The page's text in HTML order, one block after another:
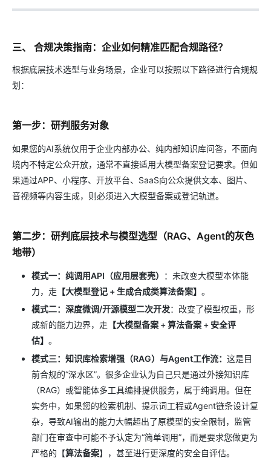
三、 合规决策指南：企业如何精准匹配合规路径？
根据底层技术选型与业务场景，企业可以按照以下路径进行合规规
划：
第一步：研判服务对象
如果您的AI系统仅用于企业内部办公、纯内部知识库问答，不面向
境内不特定公众开放，通常不直接适用大模型备案登记要求。但如
果通过APP、小程序、开放平台、SaaS向公众提供文本、图片、
音视频等内容生成，则必须进入大模型备案或登记轨道。
第二步：研判底层技术与模型选型（RAG、Agent的灰色
地带）
模式一：纯调用API（应用层套壳）
：未改变大模型本体能
力，走 【大模型登记 + 生成合成类算法备案】 。
模式二：深度微调/开源模型二次开发：改变了模型权重，形
成新的能力边界，走 【大模型备案 + 算法备案 + 安全评
估】 。
模式三：知识库检索增强（RAG）与Agent工作流： 这是目
前合规的“深水区”。很多企业认为自己只是通过外接知识库
（RAG）或智能体多工具编排提供服务，属于纯调用。但在
实务中，如果您的检索机制、提示词工程或Agent链条设计复
杂，导致AI输出的能力大幅超出了原模型的安全限制，监管
部门在审查中可能不予认定为“简单调用”，而是要求您做更为
严格的【算法备案】，甚至进行更深度的安全自评估。